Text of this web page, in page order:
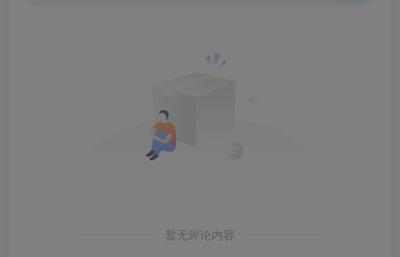
暂无评论内容